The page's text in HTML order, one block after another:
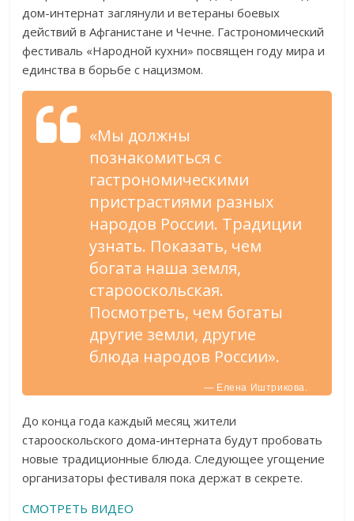
дом-интернат заглянули и ветераны боевых
действий в Афганистане и Чечне. Гастрономический
фестиваль «Народной кухни» посвящен году мира и
единства в борьбе с нацизмом.
«Мы должны
познакомиться с
гастрономическими
пристрастиями разных
народов России. Традиции
узнать. Показать, чем
богата наша земля,
старооскольская.
Посмотреть, чем богаты
другие земли, другие
блюда народов России».
— Елена Иштрикова.
До конца года каждый месяц жители
старооскольского дома-интерната будут пробовать
новые традиционные блюда. Следующее угощение
организаторы фестиваля пока держат в секрете.
СМОТРЕТЬ ВИДЕО